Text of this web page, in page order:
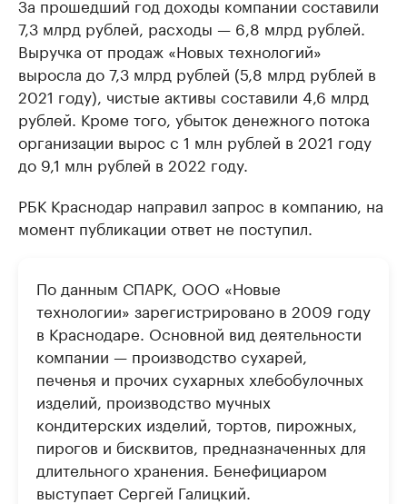
7,3 млрд рублей, расходы — 6,8 млрд рублей.
Выручка от продаж «Новых технологий»
выросла до 7,3 млрд рублей (5,8 млрд рублей в
2021 году), чистые активы составили 4,6 млрд
рублей. Кроме того, убыток денежного потока
организации вырос с 1 млн рублей в 2021 году
до 9,1 млн рублей в 2022 году.
РБК Краснодар направил запрос в компанию, на
момент публикации ответ не поступил.
По данным СПАРК, ООО «Новые
технологии» зарегистрировано в 2009 году
в Краснодаре. Основной вид деятельности
компании — производство сухарей,
печенья и прочих сухарных хлебобулочных
изделий, производство мучных
кондитерских изделий, тортов, пирожных,
пирогов и бисквитов, предназначенных для
длительного хранения. Бенефициаром
выступает Сергей Галицкий.